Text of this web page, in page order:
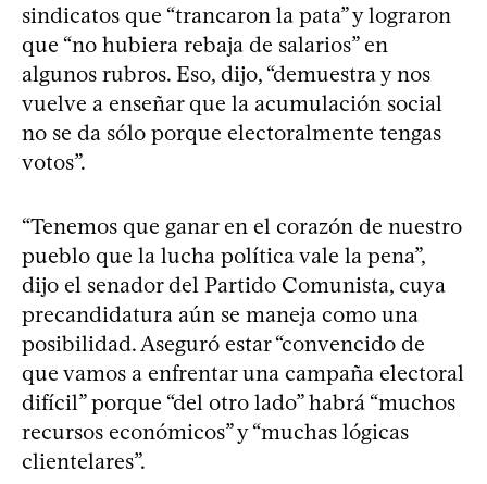
sindicatos que “trancaron la pata” y lograron
que “no hubiera rebaja de salarios” en
algunos rubros. Eso, dijo, “demuestra y nos
vuelve a enseñar que la acumulación social
no se da sólo porque electoralmente tengas
votos”.
“Tenemos que ganar en el corazón de nuestro
pueblo que la lucha política vale la pena”,
dijo el senador del Partido Comunista, cuya
precandidatura aún se maneja como una
posibilidad. Aseguró estar “convencido de
que vamos a enfrentar una campaña electoral
difícil” porque “del otro lado” habrá “muchos
recursos económicos” y “muchas lógicas
clientelares”.